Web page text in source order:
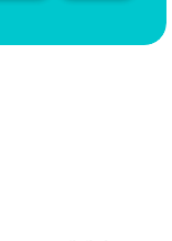
케팅 전문가로 구